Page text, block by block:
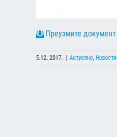
5.12. 2017. | Актуелно Новости